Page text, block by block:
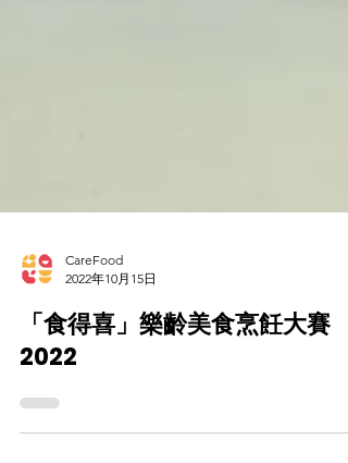
2022年10月15日